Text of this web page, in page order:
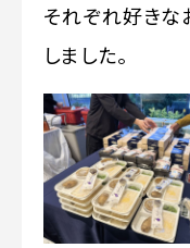
それぞれ好きな
しました。